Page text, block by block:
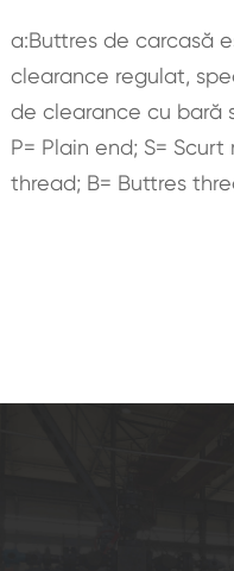
a:Buttres de carcasă
clearance regulat,
de clearance cu bară
P= Plain end; S=
thread; B= Buttres